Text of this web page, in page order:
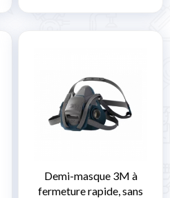
Demi-masque 3M à
fermeture rapide, sans